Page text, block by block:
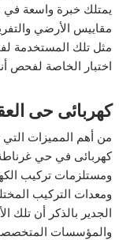
يمتلك خبرة واسعة
مقاييس الأرضي
مثل تلك المستخدمة
اختبار الخاصة لفحص
كهربائى حى
من أهم المميزات التي
كهربائى في حي غرناطة
ومستلزمات تركيب
ومعدات التركيب
الجدير بالذكر أن تلك
والمؤسسات المتخصصة